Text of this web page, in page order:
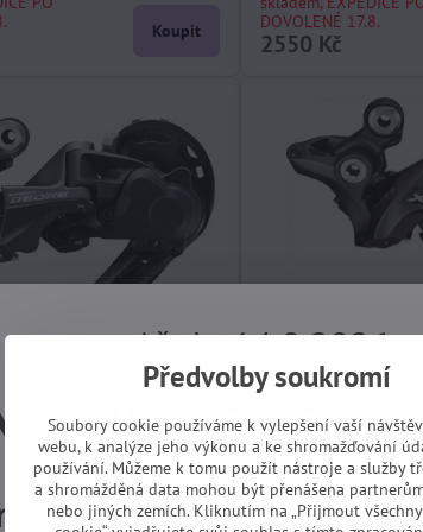
Koupit
DOVOLENÉ 17.8.
2550 Kč
11s.Shimano Deore RD-
dlouhé vodítko
PO
měnič MTB 11s
černý dlouhé
skladem, EXPEDICE
Předvolby soukromí
Soubory cookie používáme k vylepšení vaší
webu, k analýze jeho výkonu a ke shromažďování
používání. Můžeme k tomu použít nástroje a služby
a shromážděná data mohou být přenášena partnerům
nebo jiných zemích. Kliknutím na „Přijmout
Až do 14.8.2026
z e-shopu budeme